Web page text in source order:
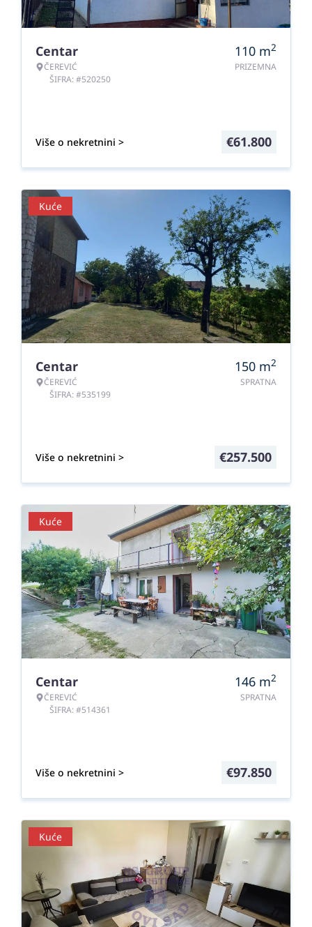
Centar
ČEREVIĆ
ŠIFRA: #520250
110 m2
PRIZEMNA
Više o nekretnini > €61.800
Kuće
Centar
ČEREVIĆ
ŠIFRA: #535199
150 m2
SPRATNA
Više o nekretnini > €257.500
Kuće
Centar
ČEREVIĆ
ŠIFRA: #514361
146 m2
SPRATNA
Više o nekretnini > €97.850
Kuće